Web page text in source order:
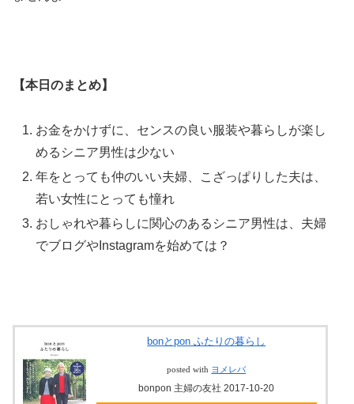
【本日のまとめ】
お金をかけずに、センスの良い服装や暮らしが楽し
めるシニア男性は少ない
年をとっても仲のいい夫婦、こざっぱりした夫は、
若い女性にとっても憧れ
おしゃれや暮らしに関心のあるシニア男性は、夫婦
でブログやInstagramを始めては？
bonとpon ふたりの暮らし
posted with ヨメレバ
bonpon 主婦の友社 2017-10-20